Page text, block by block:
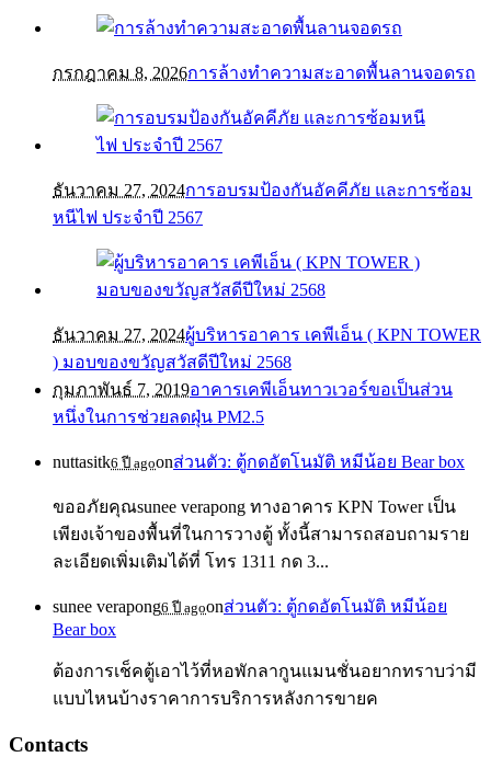
กรกฎาคม 8, 2026การล้างทำความสะอาดพื้นลานจอดรถ
ธันวาคม 27, 2024การอบรมป้องกันอัคคีภัย และการซ้อม
หนีไฟ ประจำปี 2567
ธันวาคม 27, 2024ผู้บริหารอาคาร เคพีเอ็น ( KPN TOWER
) มอบของขวัญสวัสดีปีใหม่ 2568
กุมภาพันธ์ 7, 2019อาคารเคพีเอ็นทาวเวอร์ขอเป็นส่วน
หนึ่งในการช่วยลดฝุ่น PM2.5
nuttasitk6 ปี agoonส่วนตัว: ตู้กดอัตโนมัติ หมีน้อย Bear box
ขออภัยคุณsunee verapong ทางอาคาร KPN Tower เป็น
เพียงเจ้าของพื้นที่ในการวางตู้ ทั้งนี้สามารถสอบถามราย
ละเอียดเพิ่มเติมได้ที่ โทร 1311 กด 3...
sunee verapong6 ปี agoonส่วนตัว: ตู้กดอัตโนมัติ หมีน้อย
Bear box
ต้องการเช็คตู้เอาไว้ที่หอพักลากูนแมนชั่นอยากทราบว่ามี
แบบไหนบ้างราคาการบริการหลังการขายค
Contacts